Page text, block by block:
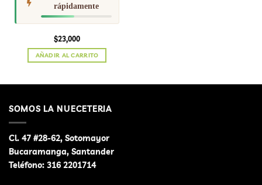
rápidamente
$23,000
AÑADIR AL CARRITO
SOMOS LA NUECETERIA
Cl. 47 #28-62, Sotomayor
Bucaramanga, Santander
Teléfono: 316 2201714